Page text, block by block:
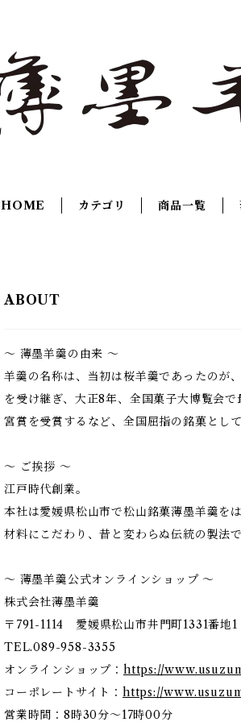
HOME カテゴリ 商品一覧
ABOUT
～ 薄墨羊羹の由来 ～
羊羹の名称は、当初は桜羊羹であったのが
を受け継ぎ、大正8年、全国菓子大博覧会
宮賞を受賞するなど、全国屈指の銘菓とし
～ ご挨拶 ～
江戸時代創業。
本社は愛媛県松山市で松山銘菓薄墨羊羹を
材料にこだわり、昔と変わらぬ伝統の製法
～ 薄墨羊羹公式オンラインショップ ～
株式会社薄墨羊羹
〒791-1114 愛媛県松山市井門町1331番地1
TEL.089-958-3355
オンラインショップ：https://
コーポレートサイト：https://
営業時間：8時30分～17時00分